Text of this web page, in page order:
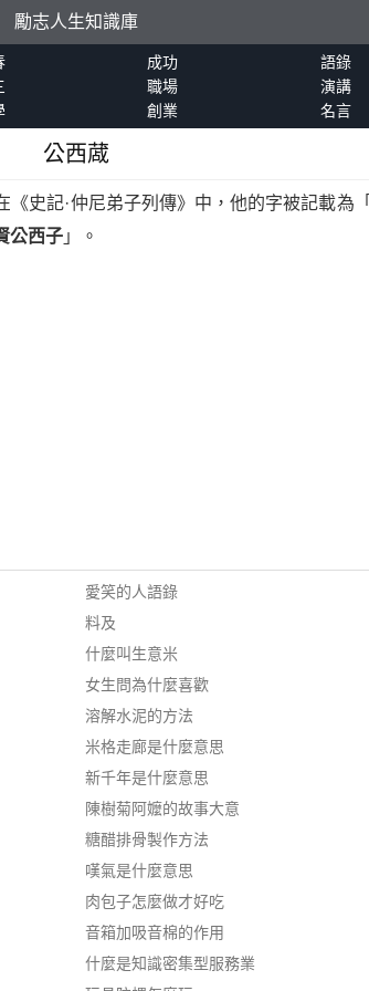
勵志人生知識庫
成功 語錄
職場 演講
創業 名言
公西蒧
史記·仲尼弟子列傳》中，他的字被記載為「
公西子」。
愛笑的人語錄
料及
什麼叫生意米
女生問為什麼喜歡
溶解水泥的方法
米格走廊是什麼意思
新千年是什麼意思
陳樹菊阿嬤的故事大意
糖醋排骨製作方法
嘆氣是什麼意思
肉包子怎麼做才好吃
音箱加吸音棉的作用
什麼是知識密集型服務業